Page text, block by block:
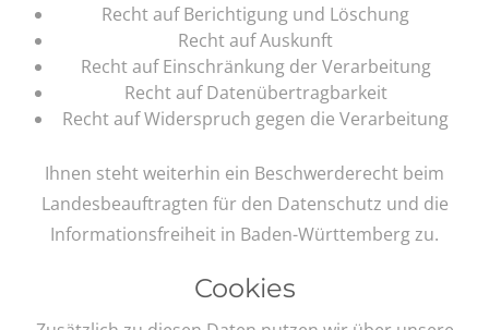
Recht auf Berichtigung und Löschung
Recht auf Auskunft
Recht auf Einschränkung der Verarbeitung
Recht auf Datenübertragbarkeit
Recht auf Widerspruch gegen die Verarbeitung
Ihnen steht weiterhin ein Beschwerderecht beim
Landesbeauftragten für den Datenschutz und die
Informationsfreiheit in Baden-Württemberg zu.
Cookies